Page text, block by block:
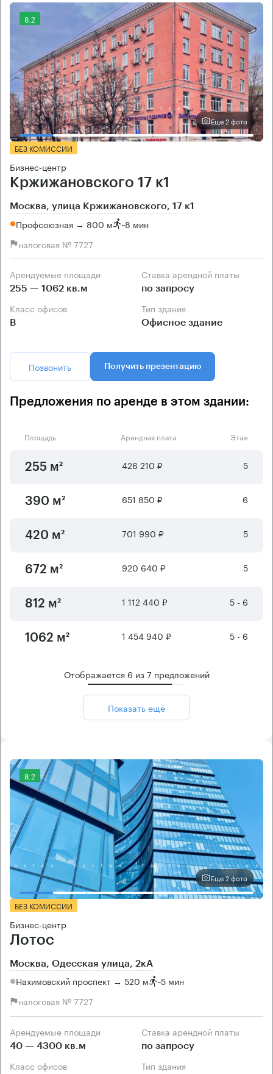
8.2
Еще 2 фото
БЕЗ КОМИССИИ
Бизнес-центр
Кржижановского 17 к1
Москва, улица Кржижановского, 17 к1
Профсоюзная → 800 м ~8 мин
налоговая № 7727
Арендуемые площади
255 — 1062 кв.м
Ставка арендной платы
по запросу
Класс офисов
B
Тип здания
Офисное здание
Позвонить Получить презентацию
Предложения по аренде в этом здании:
Площадь Арендная плата Этаж
255 м² 426 210 ₽ 5
390 м² 651 850 ₽ 6
420 м² 701 990 ₽ 5
672 м² 920 640 ₽ 5
812 м² 1 112 440 ₽ 5 - 6
1062 м² 1 454 940 ₽ 5 - 6
Отображается 6 из7 предложений
Показать ещё
8.2
Еще 2 фото
БЕЗ КОМИССИИ
Бизнес-центр
Лотос
Москва, Одесская улица, 2кА
Нахимовский проспект → 520 м ~5 мин
налоговая № 7727
Арендуемые площади
40 — 4300 кв.м
Ставка арендной платы
по запросу
Класс офисов Тип здания